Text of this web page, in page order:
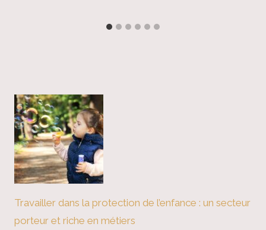
Travailler dans la protection de l’enfance : un secteur
porteur et riche en métiers